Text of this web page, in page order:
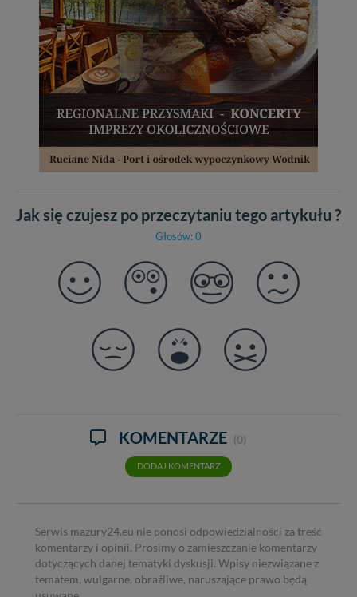
Jak się czujesz po przeczytaniu tego artykułu ?
Głosów: 0
KOMENTARZE (0)
DODAJ KOMENTARZ
Serwis mazury24.eu nie ponosi odpowiedzialności za treść
komentarzy i opinii. Prosimy o zamieszczanie komentarzy
dotyczących danej tematyki dyskusji. Wpisy niezwiązane z
tematem, wulgarne, obraźliwe, naruszające prawo będą